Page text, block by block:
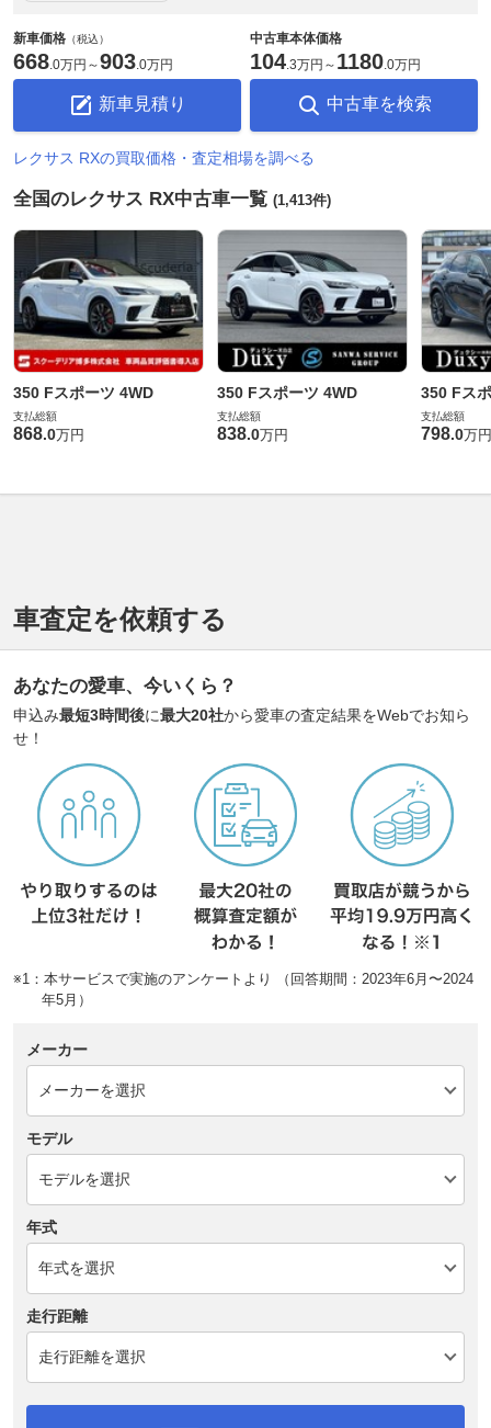
新車価格 （税込）
668.0万円 ～903.0万円
新車見積り
中古車本体価格
104.3万円 ～ 1180.0万円
中古車を検索
レクサス RXの買取価格・査定相場を調べる
全国のレクサス RX中古車一覧 (1,413件)
350 Fスポーツ 4WD
支払総額
868.0万円
350 Fスポーツ 4WD
支払総額
838.0万円
350 Fス
支払総額
798.0万円
車査定を依頼する
あなたの愛車、今いくら？
申込み最短3時間後に最大20社から愛車の査定結果をWebでお知ら
せ！
※1：本サービスで実施のアンケートより （回答期間：2023年6月〜2024
年5月）
メーカー
モデル
年式
走行距離